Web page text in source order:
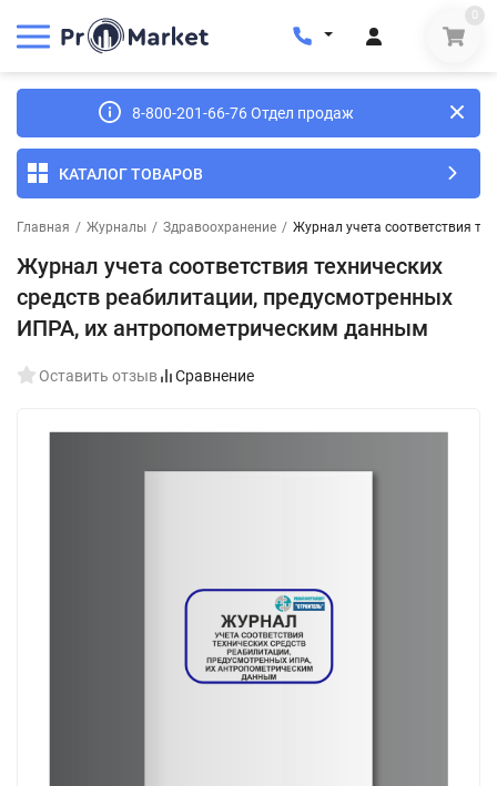
0
8-800-201-66-76 Отдел продаж
КАТАЛОГ ТОВАРОВ
Главная / Журналы / Здравоохранение / Журнал учета соответствия
Журнал учета соответствия технических
средств реабилитации, предусмотренных
ИПРА, их антропометрическим данным
Оставить отзыв Сравнение